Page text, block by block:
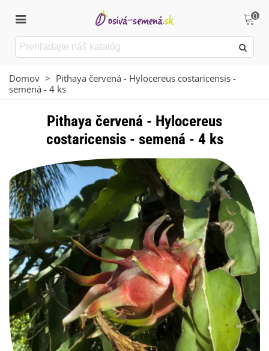
0
Domov > Pithaya červená - Hylocereus costaricensis -
semená - 4 ks
Pithaya červená - Hylocereus
costaricensis - semená - 4 ks